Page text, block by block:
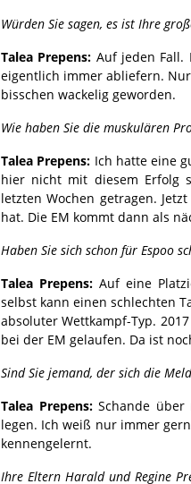
Würden Sie sagen, es ist Ihre
Talea Prepens: Auf jeden Fall.
eigentlich immer abliefern.
bisschen wackelig geworden.
Wie haben Sie die muskulären
Talea Prepens: Ich hatte eine
hier nicht mit diesem Erfolg
letzten Wochen getragen.
hat. Die EM kommt dann als
Haben Sie sich schon für Espoo
Talea Prepens:Auf eine
selbst kann einen schlechten
absoluter Wettkampf-Typ.
bei der EM gelaufen. Da ist
Sind Sie jemand, der sich die
Talea Prepens:Schande über
legen. Ich weiß nur immer
kennengelernt.
Ihre Eltern Harald und Regine